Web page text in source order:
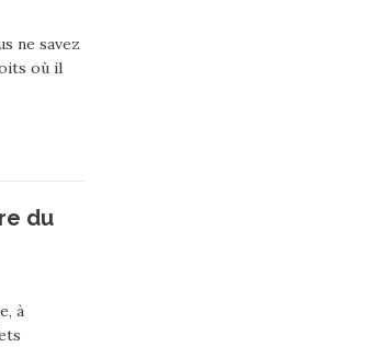
ne savez
où il
du
à